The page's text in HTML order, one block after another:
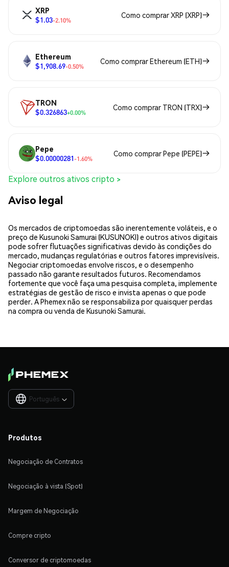
XRP
$1.03-2.10%
Como comprar XRP (XRP)
Ethereum
$1,908.69-0.50%
Como comprar Ethereum (ETH)
TRON
$0.326863+0.00%
Como comprar TRON (TRX)
Pepe
$0.00000281-1.60%
Como comprar Pepe (PEPE)
Explore outros ativos cripto >
Aviso legal
Os mercados de criptomoedas são inerentemente voláteis, e o
preço de Kusunoki Samurai (KUSUNOKI) e outros ativos digitais
pode sofrer flutuações significativas devido às condições do
mercado, mudanças regulatórias e outros fatores imprevisíveis.
Negociar criptomoedas envolve riscos, e o desempenho
passado não garante resultados futuros. Recomendamos
fortemente que você faça uma pesquisa completa, implemente
estratégias de gestão de risco e invista apenas o que pode
perder. A Phemex não se responsabiliza por quaisquer perdas
na compra ou venda de Kusunoki Samurai.
Português 
Produtos
Negociação de Contratos
Negociação à vista (Spot)
Margem de Negociação
Compre cripto
Conversor de criptomoedas